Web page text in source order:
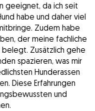
geeignet, da ich seit
habe und daher viel
Zudem habe
der meine fachliche
Zusätzlich gehe
spazieren, was mir
Hunderassen
Diese Erfahrungen
und